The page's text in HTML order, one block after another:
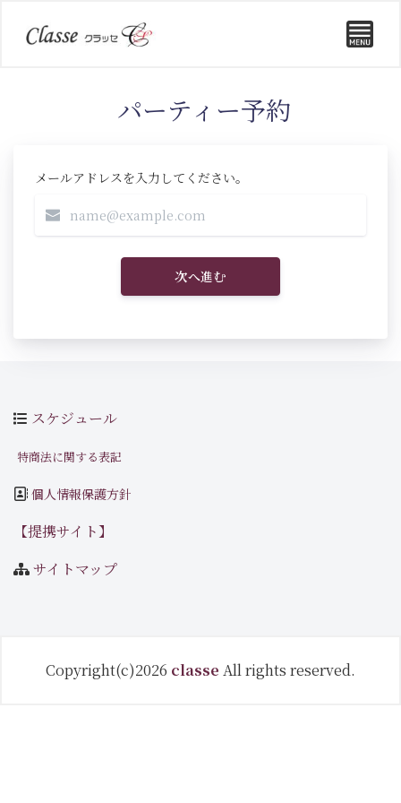
パーティー予約
メールアドレスを入力してください。
次へ進む
スケジュール
特商法に関する表記
個人情報保護方針
【提携サイト】
サイトマップ
Copyright(c)2026 classe All rights reserved.